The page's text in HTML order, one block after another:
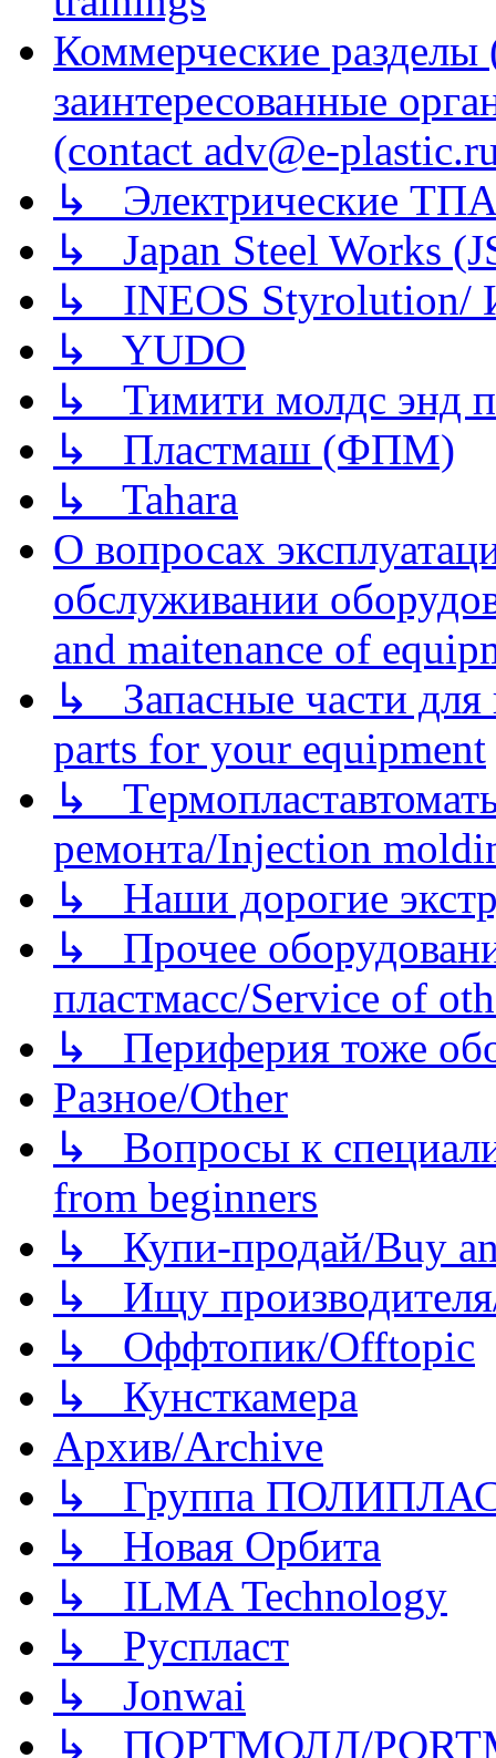
Коммерческие
заинтересованные
(contact adv@e-
↳ Электрические
↳ Japan Steel Works
↳ INEOS
↳ YUDO
↳ Тимити молдс энд
↳ Пластмаш (ФПМ)
↳ Tahara
О вопросах
обслуживании
and maitenance of
↳ Запасные части для
parts for your equipment
↳
ремонта/Injection
↳ Наши дорогие
↳ Прочее
пластмасс/Service of
↳ Периферия тоже
Разное/Other
↳ Вопросы к
from beginners
↳ Купи-продай/Buy
↳ Ищу
↳ Оффтопик/Offtopic
↳ Кунсткамера
Архив/Archive
↳ Группа
↳ Новая Орбита
↳ ILMA Technology
↳ Руспласт
↳ Jonwai
↳ ПОРТМОЛД/